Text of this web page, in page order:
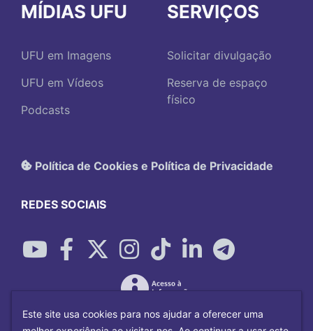
MÍDIAS UFU
UFU em Imagens
UFU em Vídeos
Podcasts
SERVIÇOS
Solicitar divulgação
Reserva de espaço
físico
Política de Cookies e Política de Privacidade
REDES SOCIAIS
Este site usa cookies para nos ajudar a oferecer uma